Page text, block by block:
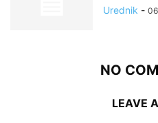
Urednik -
NO
LEAVE